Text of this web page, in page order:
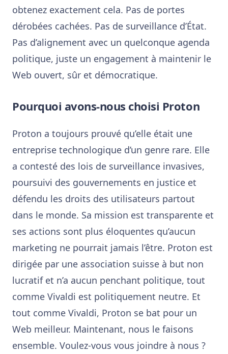
obtenez exactement cela. Pas de portes
dérobées cachées. Pas de surveillance d’État.
Pas d’alignement avec un quelconque agenda
politique, juste un engagement à maintenir le
Web ouvert, sûr et démocratique.
Pourquoi avons-nous choisi Proton
Proton a toujours prouvé qu’elle était une
entreprise technologique d’un genre rare. Elle
a contesté des lois de surveillance invasives,
poursuivi des gouvernements en justice et
défendu les droits des utilisateurs partout
dans le monde. Sa mission est transparente et
ses actions sont plus éloquentes qu’aucun
marketing ne pourrait jamais l’être. Proton est
dirigée par une association suisse à but non
lucratif et n’a aucun penchant politique, tout
comme Vivaldi est politiquement neutre. Et
tout comme Vivaldi, Proton se bat pour un
Web meilleur. Maintenant, nous le faisons
ensemble. Voulez-vous vous joindre à nous ?